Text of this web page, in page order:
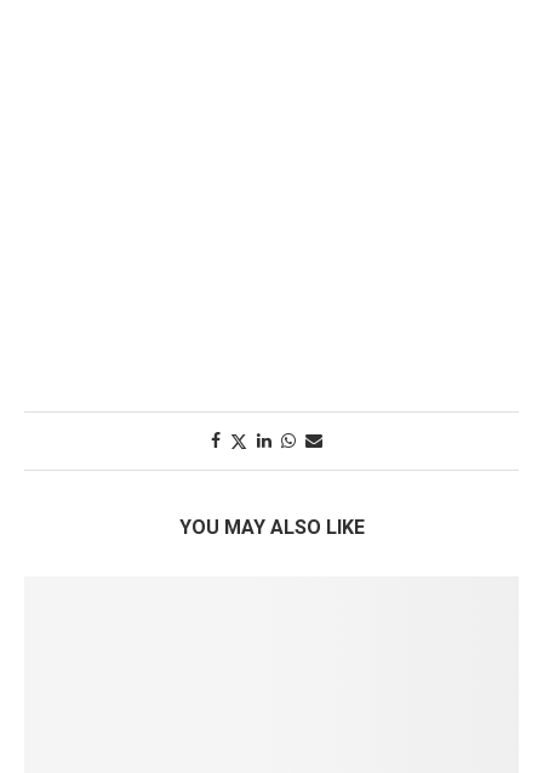
YOU MAY ALSO LIKE